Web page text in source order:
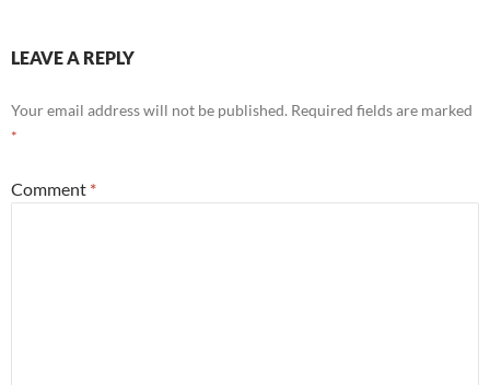
LEAVE A REPLY
Your email address will not be published. Required fields are marked
*
Comment *